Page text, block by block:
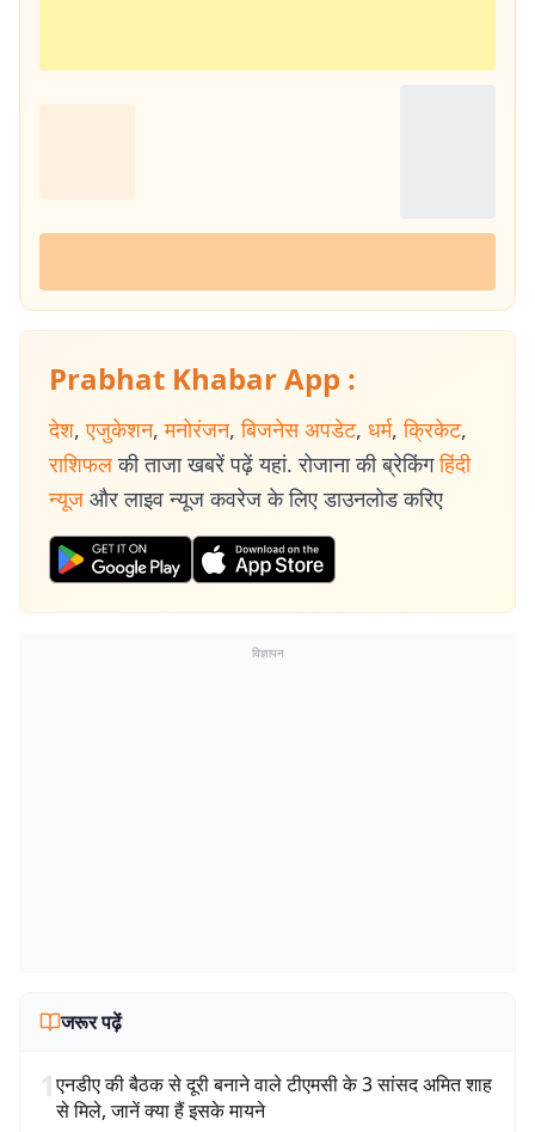
Prabhat Khabar App :
देश, एजुकेशन, मनोरंजन, बिजनेस अपडेट, धर्म, क्रिकेट,
राशिफल की ताजा खबरें पढ़ें यहां. रोजाना की ब्रेकिंग हिंदी
न्यूज और लाइव न्यूज कवरेज के लिए डाउनलोड करिए
विज्ञापन
जरूर पढ़ें
1एनडीए की बैठक से दूरी बनाने वाले टीएमसी के 3 सांसद अमित शाह
से मिले, जानें क्या हैं इसके मायने